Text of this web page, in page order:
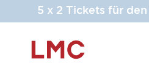
5 x 2 Tickets für